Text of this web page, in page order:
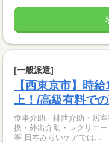
[一般派遣]
【西東京市】時
上！/高級有料で
食事介助・排泄介助・居
換・外出介助・レクリエ
等 日本みらいケアでは...